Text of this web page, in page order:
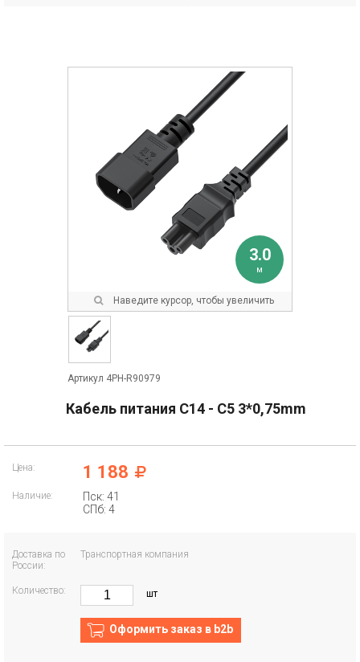
3.0
м
Наведите курсор, чтобы увеличить
Артикул 4PH-R90979
Кабель питания С14 - С5 3*0,75mm
Цена: 1 188
Наличие:
Пск: 41
СПб: 4
Доставка по
России:
Транспортная компания
Количество: шт
Оформить заказ в b2b